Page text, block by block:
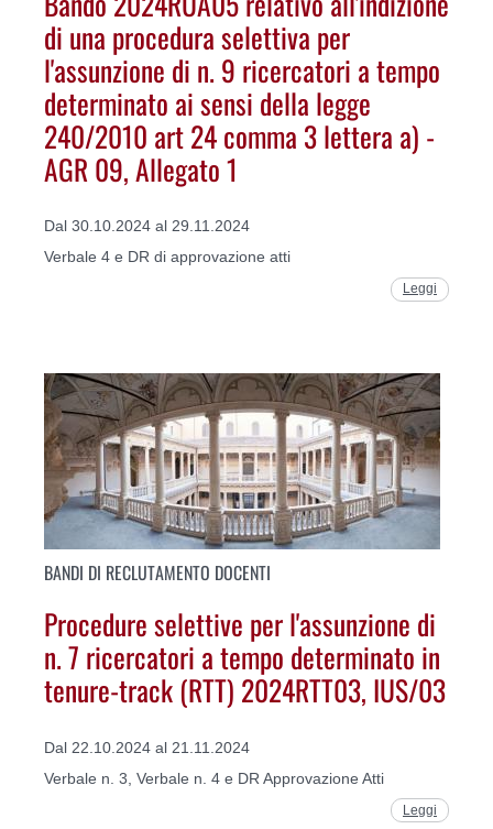
di una procedura selettiva per
l'assunzione di n. 9 ricercatori a tempo
determinato ai sensi della legge
240/2010 art 24 comma 3 lettera a) -
AGR 09, Allegato 1
Dal 30.10.2024 al 29.11.2024
Verbale 4 e DR di approvazione atti
Leggi
BANDI DI RECLUTAMENTO DOCENTI
Procedure selettive per l'assunzione di
n. 7 ricercatori a tempo determinato in
tenure-track (RTT) 2024RTT03, IUS/03
Dal 22.10.2024 al 21.11.2024
Verbale n. 3, Verbale n. 4 e DR Approvazione Atti
Leggi